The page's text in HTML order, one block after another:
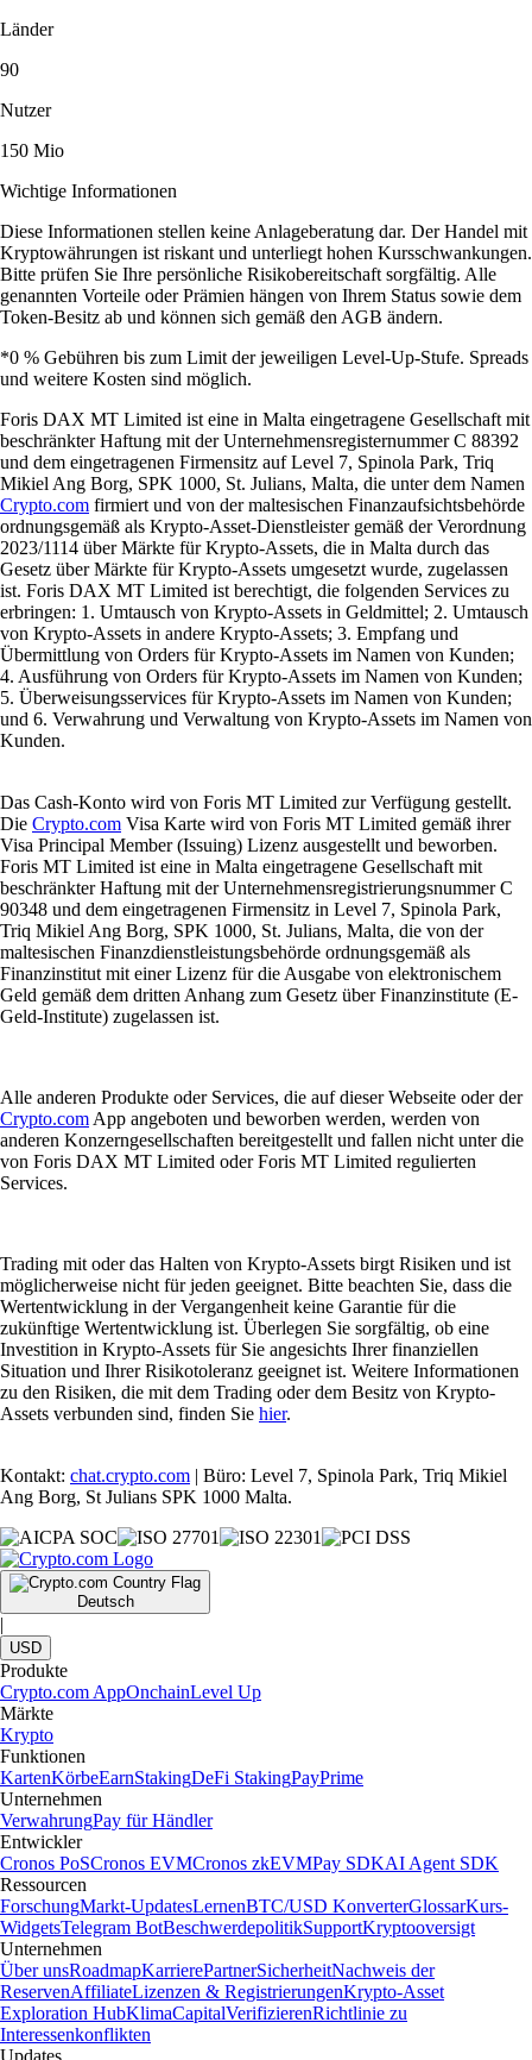
Länder
90
Nutzer
150 Mio
Wichtige Informationen
Diese Informationen stellen keine Anlageberatung dar. Der Handel mit
Kryptowährungen ist riskant und unterliegt hohen Kursschwankungen.
Bitte prüfen Sie Ihre persönliche Risikobereitschaft sorgfältig. Alle
genannten Vorteile oder Prämien hängen von Ihrem Status sowie dem
Token-Besitz ab und können sich gemäß den AGB ändern.
*0 % Gebühren bis zum Limit der jeweiligen Level-Up-Stufe. Spreads
und weitere Kosten sind möglich.
Foris DAX MT Limited ist eine in Malta eingetragene Gesellschaft mit
beschränkter Haftung mit der Unternehmensregisternummer C 88392
und dem eingetragenen Firmensitz auf Level 7, Spinola Park, Triq
Mikiel Ang Borg, SPK 1000, St. Julians, Malta, die unter dem Namen
Crypto.com firmiert und von der maltesischen Finanzaufsichtsbehörde
ordnungsgemäß als Krypto-Asset-Dienstleister gemäß der Verordnung
2023/1114 über Märkte für Krypto-Assets, die in Malta durch das
Gesetz über Märkte für Krypto-Assets umgesetzt wurde, zugelassen
ist. Foris DAX MT Limited ist berechtigt, die folgenden Services zu
erbringen: 1. Umtausch von Krypto-Assets in Geldmittel; 2. Umtausch
von Krypto-Assets in andere Krypto-Assets; 3. Empfang und
Übermittlung von Orders für Krypto-Assets im Namen von Kunden;
4. Ausführung von Orders für Krypto-Assets im Namen von Kunden;
5. Überweisungsservices für Krypto-Assets im Namen von Kunden;
und 6. Verwahrung und Verwaltung von Krypto-Assets im Namen von
Kunden.
Das Cash-Konto wird von Foris MT Limited zur Verfügung gestellt.
Die Crypto.com Visa Karte wird von Foris MT Limited gemäß ihrer
Visa Principal Member (Issuing) Lizenz ausgestellt und beworben.
Foris MT Limited ist eine in Malta eingetragene Gesellschaft mit
beschränkter Haftung mit der Unternehmensregistrierungsnummer C
90348 und dem eingetragenen Firmensitz in Level 7, Spinola Park,
Triq Mikiel Ang Borg, SPK 1000, St. Julians, Malta, die von der
maltesischen Finanzdienstleistungsbehörde ordnungsgemäß als
Finanzinstitut mit einer Lizenz für die Ausgabe von elektronischem
Geld gemäß dem dritten Anhang zum Gesetz über Finanzinstitute (E-
Geld-Institute) zugelassen ist.
Alle anderen Produkte oder Services, die auf dieser Webseite oder der
Crypto.com App angeboten und beworben werden, werden von
anderen Konzerngesellschaften bereitgestellt und fallen nicht unter die
von Foris DAX MT Limited oder Foris MT Limited regulierten
Services.
Trading mit oder das Halten von Krypto-Assets birgt Risiken und ist
möglicherweise nicht für jeden geeignet. Bitte beachten Sie, dass die
Wertentwicklung in der Vergangenheit keine Garantie für die
zukünftige Wertentwicklung ist. Überlegen Sie sorgfältig, ob eine
Investition in Krypto-Assets für Sie angesichts Ihrer finanziellen
Situation und Ihrer Risikotoleranz geeignet ist. Weitere Informationen
zu den Risiken, die mit dem Trading oder dem Besitz von Krypto-
Assets verbunden sind, finden Sie hier.
Kontakt: chat.crypto.com | Büro: Level 7, Spinola Park, Triq Mikiel
Ang Borg, St Julians SPK 1000 Malta.
Deutsch
|
USD
Produkte
Crypto.com AppOnchainLevel Up
Märkte
Krypto
Funktionen
KartenKörbeEarnStakingDeFi StakingPayPrime
Unternehmen
VerwahrungPay für Händler
Entwickler
Cronos PoSCronos EVMCronos zkEVMPay SDKAI Agent SDK
Ressourcen
ForschungMarkt-UpdatesLernenBTC/USD KonverterGlossarKurs-
WidgetsTelegram BotBeschwerdepolitikSupportKryptooversigt
Unternehmen
Über unsRoadmapKarrierePartnerSicherheitNachweis der
ReservenAffiliateLizenzen & RegistrierungenKrypto-Asset
Exploration HubKlimaCapitalVerifizierenRichtlinie zu
Interessenkonflikten
Updates